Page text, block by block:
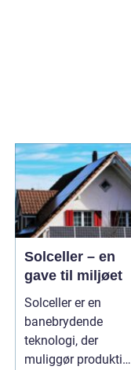
Solceller – en
gave til miljøet
Solceller er en
banebrydende
teknologi, der
muliggør produktion